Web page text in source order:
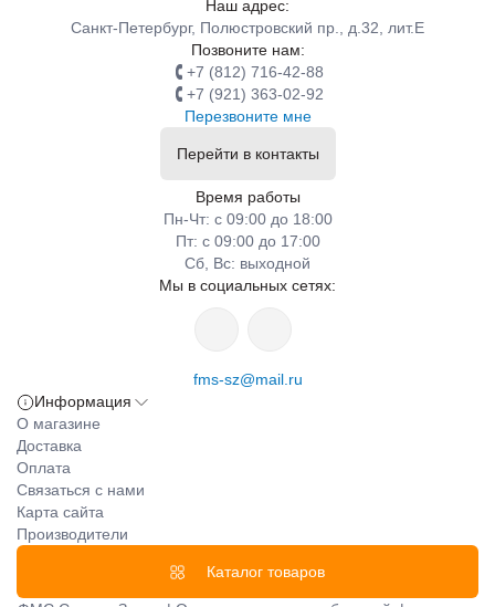
Наш адрес:
Санкт-Петербург, Полюстровский пр., д.32, лит.Е
Позвоните нам:
+7 (812) 716-42-88
+7 (921) 363-02-92
Перезвоните мне
Перейти в контакты
Время работы
Пн-Чт: с 09:00 до 18:00
Пт: с 09:00 до 17:00
Сб, Вс: выходной
Мы в социальных сетях:
fms-sz@mail.ru
Информация
О магазине
Доставка
Оплата
Связаться с нами
Карта сайта
Производители
Каталог товаров